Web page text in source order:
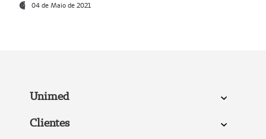
04 de Maio de 2021
Unimed
Clientes